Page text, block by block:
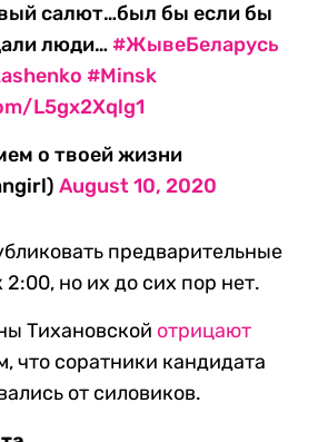
салют…был бы если бы
люди…#ЖывеБеларусь
#Minsk
L5gx2Xqlg1
о твоей жизни
August 10, 2020
предварительные
2:00, но их до сих пор нет.
Тихановской отрицают
что соратники кандидата
от силовиков.